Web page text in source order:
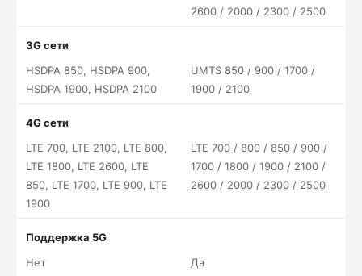
2600 / 2000 / 2300 / 2500
3G сети
HSDPA 850, HSDPA 900,
HSDPA 1900, HSDPA 2100
UMTS 850 / 900 / 1700 /
1900 / 2100
4G сети
LTE 700, LTE 2100, LTE 800,
LTE 1800, LTE 2600, LTE
850, LTE 1700, LTE 900, LTE
1900
LTE 700 / 800 / 850 / 900 /
1700 / 1800 / 1900 / 2100 /
2600 / 2000 / 2300 / 2500
Поддержка 5G
Нет
Да